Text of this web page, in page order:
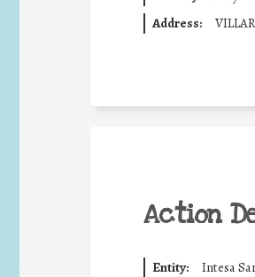
Address:
Action
Entity: Intesa